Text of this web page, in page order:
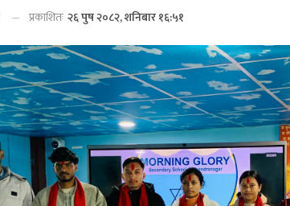
प्रकाशितः २६ पुष २०८२, शनिबार १६:५१